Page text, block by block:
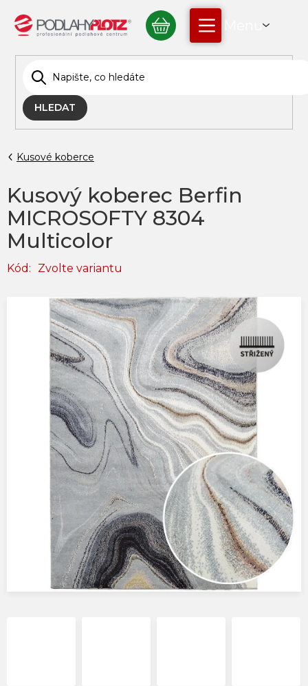
obsah
HLEDAT
NÁKUPNÍ
KOŠÍK
Kusové koberce
Kusový koberec Berfin
MICROSOFTY 8304
Multicolor
Kód: Zvolte variantu